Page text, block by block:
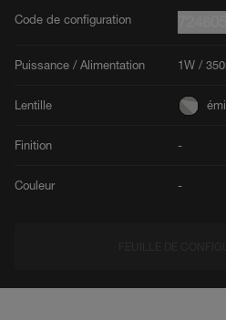
Code de configuration
Puissance / Alimentation 1W /
Lentille
Finition -
Couleur -